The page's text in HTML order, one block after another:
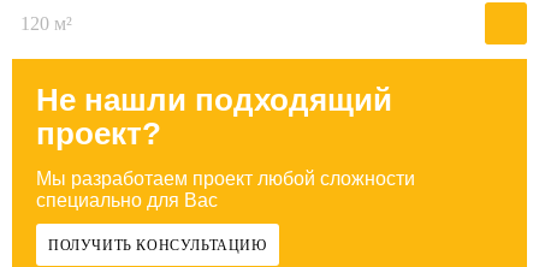
120 м²
Не нашли подходящий
проект?
Мы разработаем проект любой сложности
специально для Вас
ПОЛУЧИТЬ КОНСУЛЬТАЦИЮ